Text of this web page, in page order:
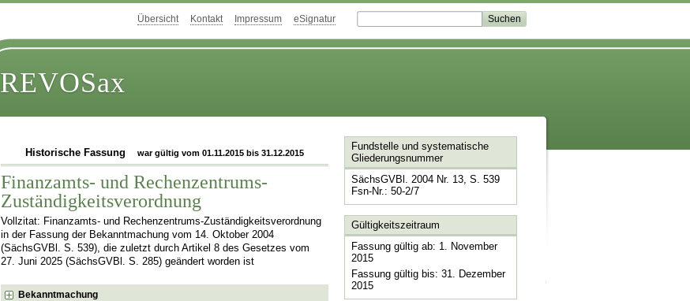
Übersicht Kontakt Impressum eSignatur
REVOSax
Historische Fassung war gültig vom 01.11.2015 bis 31.12.2015
Finanzamts- und Rechenzentrums-
Zuständigkeitsverordnung
Vollzitat: Finanzamts- und Rechenzentrums-Zuständigkeitsverordnung
in der Fassung der Bekanntmachung vom 14. Oktober 2004
(SächsGVBl. S. 539), die zuletzt durch Artikel 8 des Gesetzes vom
27. Juni 2025 (SächsGVBl. S. 285) geändert worden ist
Bekanntmachung
Fundstelle und systematische
Gliederungsnummer
SächsGVBl. 2004 Nr. 13, S. 539
Fsn-Nr.: 50-2/7
Gültigkeitszeitraum
Fassung gültig ab: 1. November
2015
Fassung gültig bis: 31. Dezember
2015